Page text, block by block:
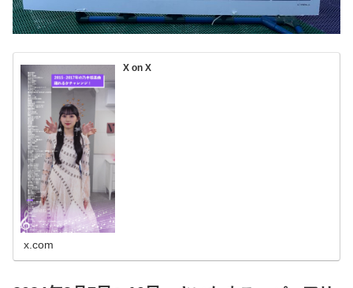
X on X
x.com